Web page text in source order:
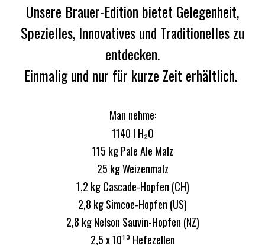
Unsere Brauer-Edition bietet Gelegenheit,
Spezielles, Innovatives und Traditionelles zu
entdecken.
Einmalig und nur für kurze Zeit erhältlich.
Man nehme:
1140 l H₂O
115 kg Pale Ale Malz
25 kg Weizenmalz
1,2 kg Cascade-Hopfen (CH)
2,8 kg Simcoe-Hopfen (US)
2,8 kg Nelson Sauvin-Hopfen (NZ)
2,5 x 10¹³ Hefezellen